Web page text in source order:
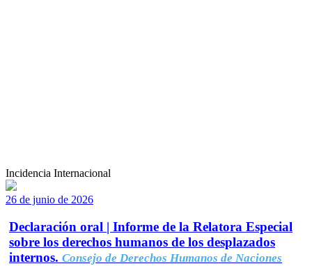
Incidencia Internacional
26 de junio de 2026
Declaración oral | Informe de la Relatora Especial
sobre los derechos humanos de los desplazados
internos. Consejo de Derechos Humanos de Naciones